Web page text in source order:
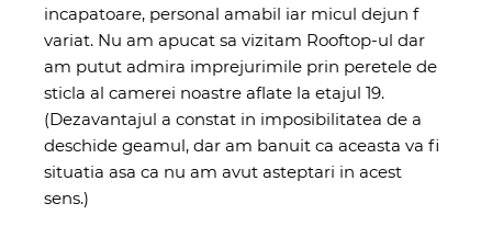
incapatoare, personal amabil iar micul dejun f
variat. Nu am apucat sa vizitam Rooftop-ul dar
am putut admira imprejurimile prin peretele de
sticla al camerei noastre aflate la etajul 19.
(Dezavantajul a constat in imposibilitatea de a
deschide geamul, dar am banuit ca aceasta va fi
situatia asa ca nu am avut asteptari in acest
sens.)